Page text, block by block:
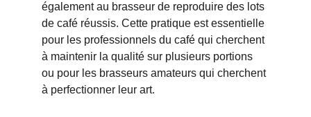
également au brasseur de reproduire des lots
de café réussis. Cette pratique est essentielle
pour les professionnels du café qui cherchent
à maintenir la qualité sur plusieurs portions
ou pour les brasseurs amateurs qui cherchent
à perfectionner leur art.